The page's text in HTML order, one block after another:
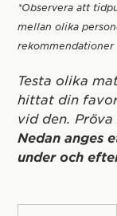
*Observera att
mellan olika
rekommendationer
Testa olika
hittat din
vid den.
Nedan anges
under och